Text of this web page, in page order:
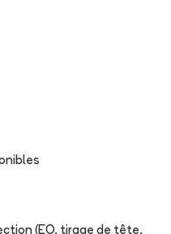
(EO, tirage de tête,